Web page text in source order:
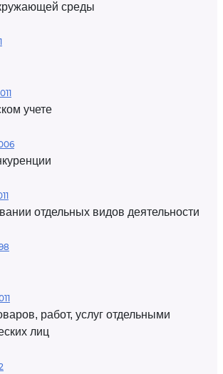
среды
учете
отдельных видов деятельности
работ, услуг отдельными
лиц